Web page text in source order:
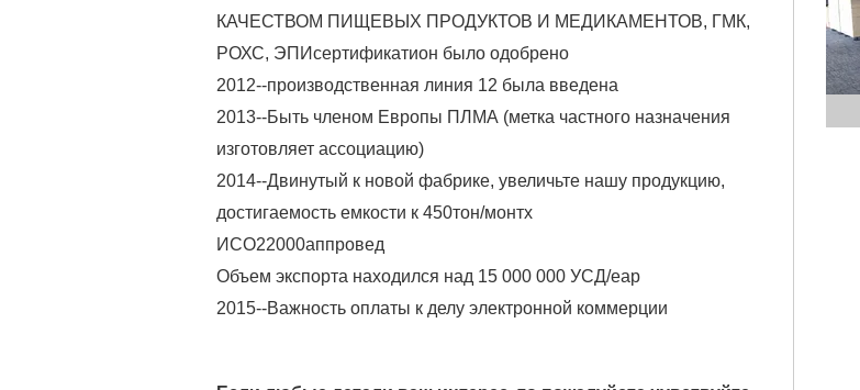
КАЧЕСТВОМ ПИЩЕВЫХ ПРОДУКТОВ И МЕДИКАМЕНТОВ, ГМК,
РОХС, ЭПИсертификатион было одобрено
2012--производственная линия 12 была введена
2013--Быть членом Европы ПЛМА (метка частного назначения
изготовляет ассоциацию)
2014--Двинутый к новой фабрике, увеличьте нашу продукцию,
достигаемость емкости к 450тон/монтх
ИСО22000аппровед
Объем экспорта находился над 15 000 000 УСД/еар
2015--Важность оплаты к делу электронной коммерции